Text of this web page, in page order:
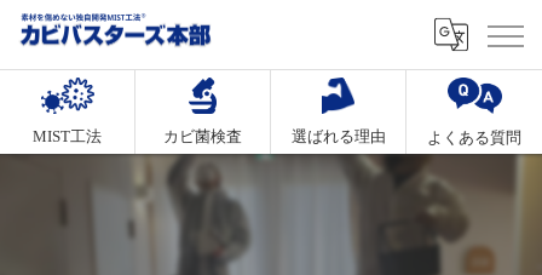
MIST工法 カビ菌検査 選ばれる理由 よくある質問